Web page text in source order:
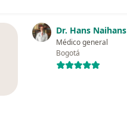
Dr. Hans Naihans
Médico general
Bogotá